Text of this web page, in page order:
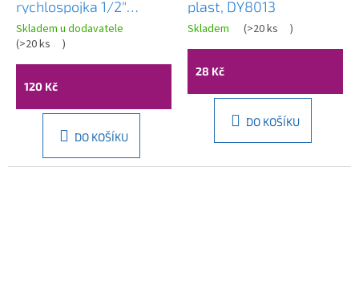
rychlospojka 1/2"
mosadz, DY8011C
Skladem u dodavatele
(>20 ks )
120 Kč
DO KOŠÍKU
plast, DY8013
Skladem (>20 ks )
28 Kč
DO KOŠÍKU